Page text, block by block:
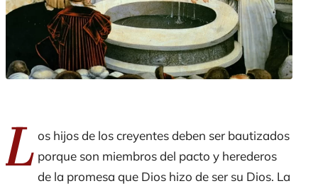
L os hijos de los creyentes deben ser bautizados
porque son miembros del pacto y herederos
de la promesa que Dios hizo de ser su Dios. La